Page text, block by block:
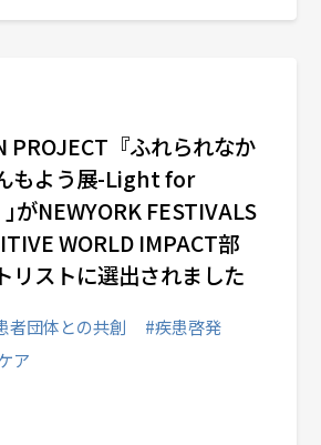
PROJECT『ふれられなか
もよう展-Light for
がNEWYORK FESTIVALS
WORLD IMPACT部
リストに選出されました
者団体との共創
#疾患啓発
ア